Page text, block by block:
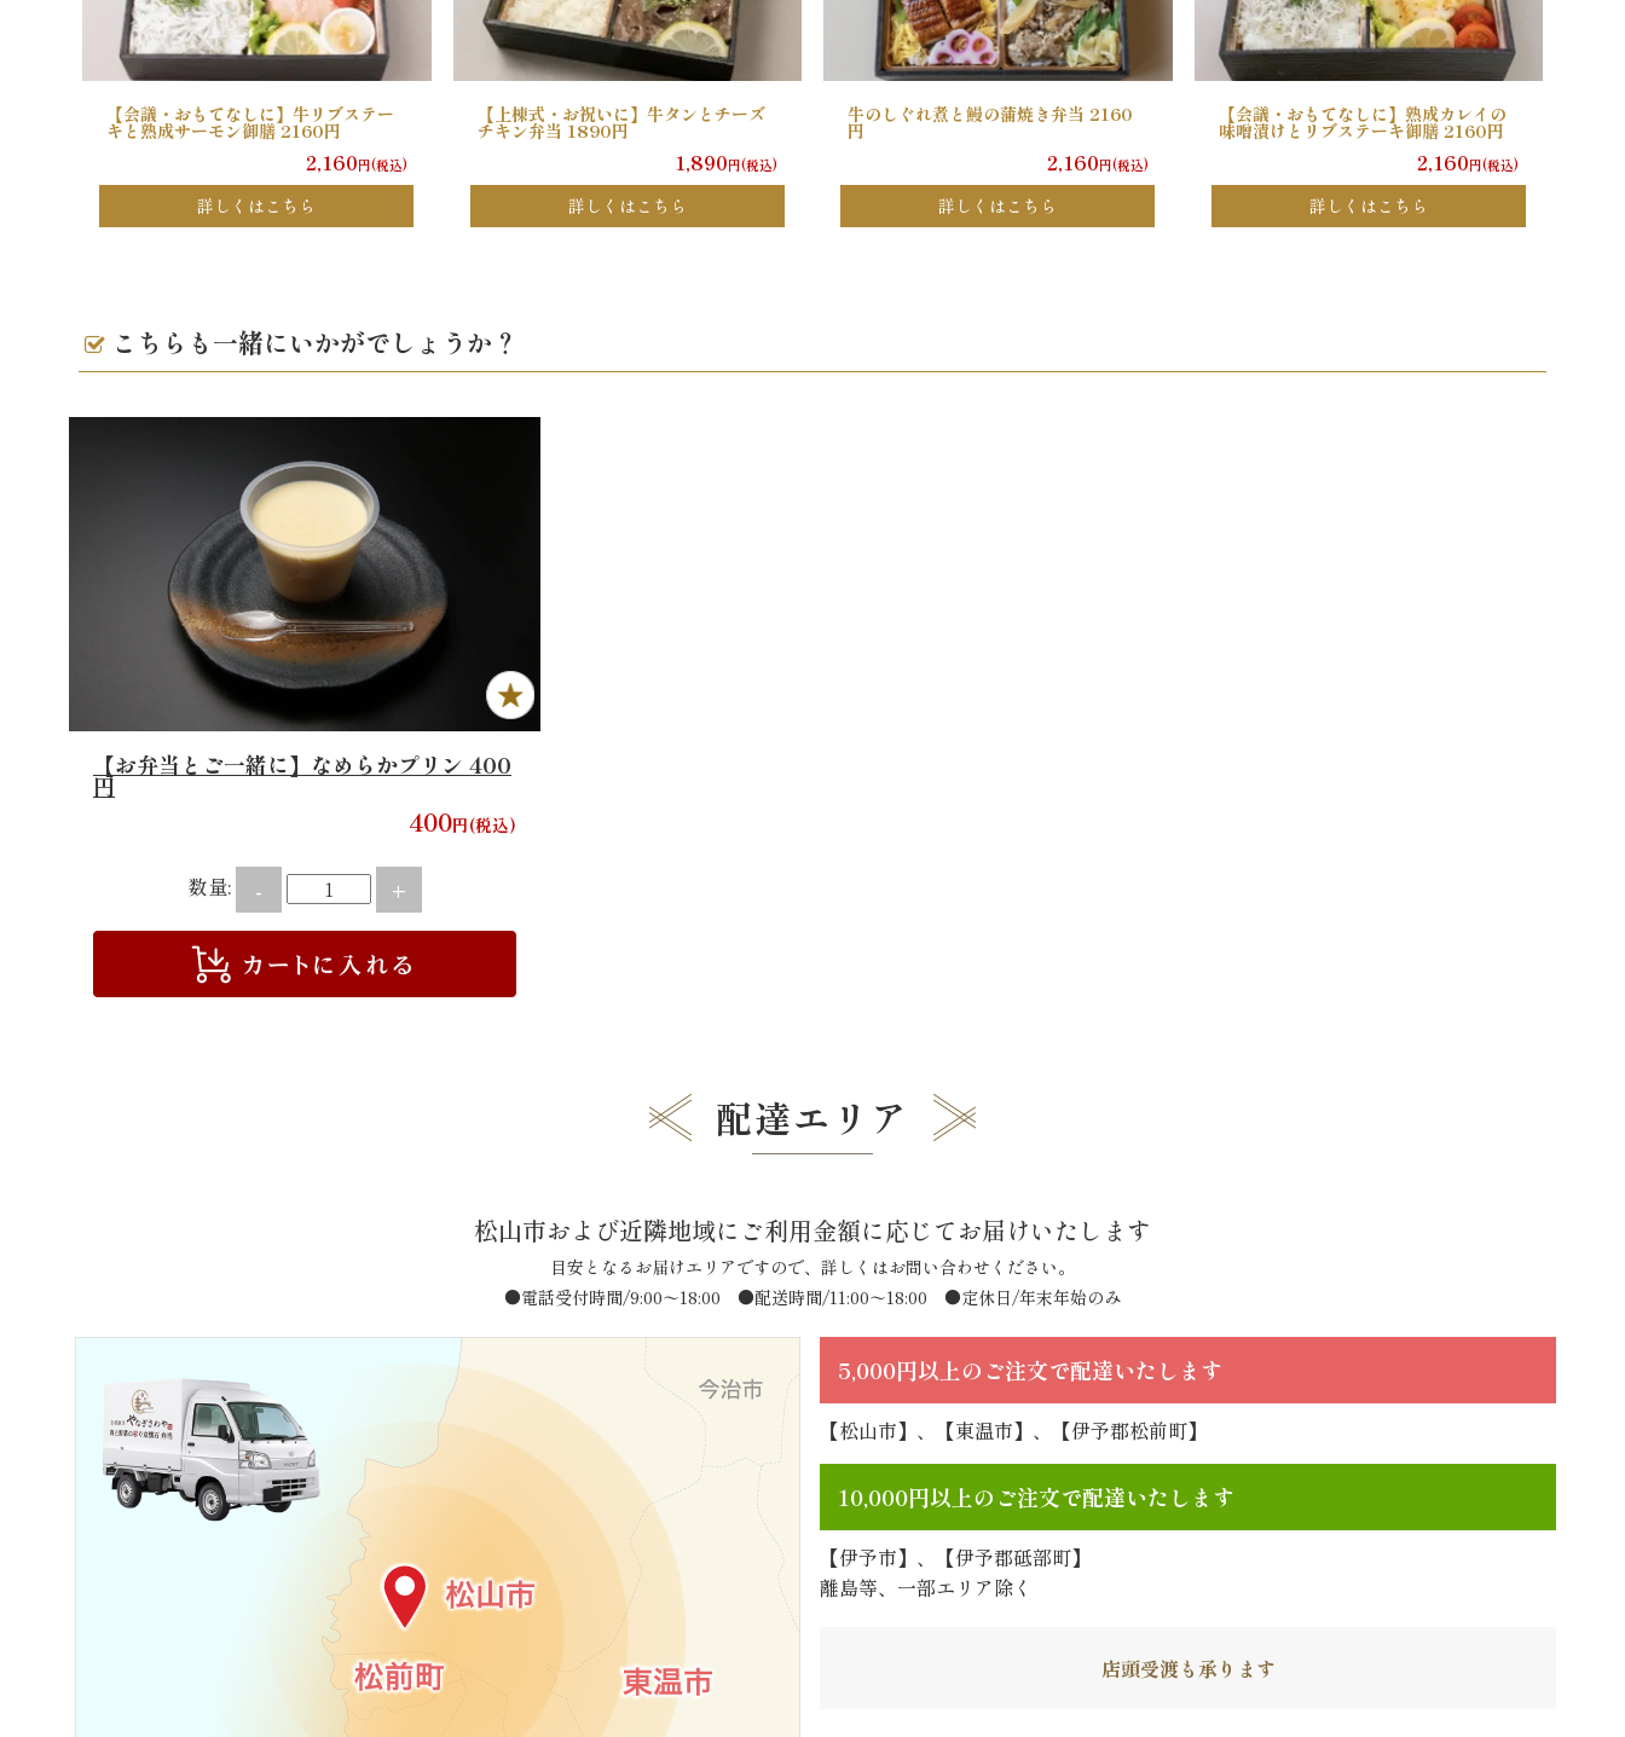
【会議・おもてなしに】牛リブステー
キと熟成サーモン御膳 2160円
2,160円(税込)
詳しくはこちら
【上棟式・お祝いに】牛タンとチーズ
チキン弁当 1890円
1,890円(税込)
詳しくはこちら
牛のしぐれ煮と鰻の蒲焼き弁当 2160
円
2,160円(税込)
詳しくはこちら
【会議・おもてなしに】熟成カレイの
味噌漬けとリブステーキ御膳 2160円
2,160円(税込)
詳しくはこちら
こちらも一緒にいかがでしょうか？
【お弁当とご一緒に】なめらかプリン 400
円
400円(税込)
数量: - +
配達エリア
松山市および近隣地域に ご利用金額に応じてお届けいたします
目安となるお届けエリアですので、詳しくはお問い合わせください。
●電話受付時間/9:00〜18:00 ●配送時間/11:00〜18:00 ●定休日/年末年始のみ
5,000円以上のご注文で配達いたします
【松山市】、【東温市】、【伊予郡松前町】
10,000円以上のご注文で配達いたします
【伊予市】、【伊予郡砥部町】
離島等、一部エリア除く
店頭受渡も承ります